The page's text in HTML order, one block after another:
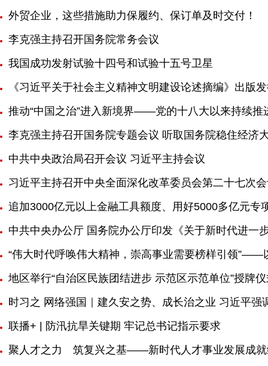
外贸企业，这些措施助力保履约、保订单及时交付！
李克强主持召开国务院常务会议
我国成功发射试验十四号和试验十五号卫星
《习近平关于社会主义精神文明建设论述摘编》出版
推动“中国之治”进入新境界——党的十八大以来持续推
李克强主持召开国务院专题会议 听取国务院稳住经济
中共中央政治局召开会议 习近平主持会议
习近平主持召开中央全面深化改革委员会第二十七次
追加3000亿元以上金融工具额度、用好5000多亿元
中共中央办公厅 国务院办公厅印发《关于新时代进一
“伟大时代呼唤伟大精神，崇高事业需要榜样引领
地区举行“自治区民族团结进步 示范区示范单位”授牌
时习之 网络强国｜建久安之势、成长治之业 习近平强
联播+ | 防汛抗旱关键期 牢记总书记指示要求
聚人才之力 筑复兴之基——新时代人才事业发展成就